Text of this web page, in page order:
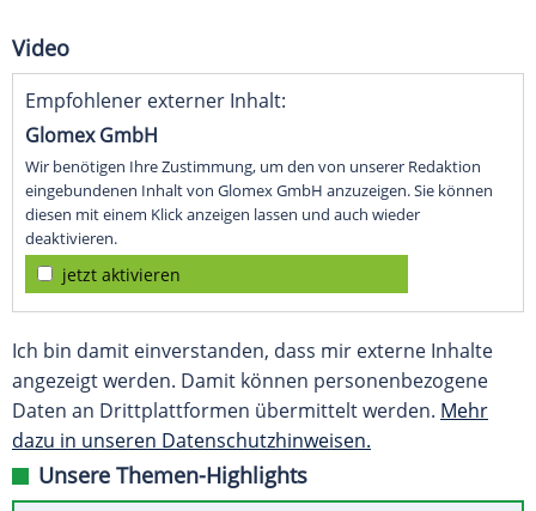
Video
Empfohlener externer Inhalt:
Glomex GmbH
Wir benötigen Ihre Zustimmung, um den von unserer Redaktion
eingebundenen Inhalt von Glomex GmbH anzuzeigen. Sie können
diesen mit einem Klick anzeigen lassen und auch wieder
deaktivieren.
jetzt aktivieren
Ich bin damit einverstanden, dass mir externe Inhalte
angezeigt werden. Damit können personenbezogene
Daten an Drittplattformen übermittelt werden. Mehr
dazu in unseren Datenschutzhinweisen.
Unsere Themen-Highlights